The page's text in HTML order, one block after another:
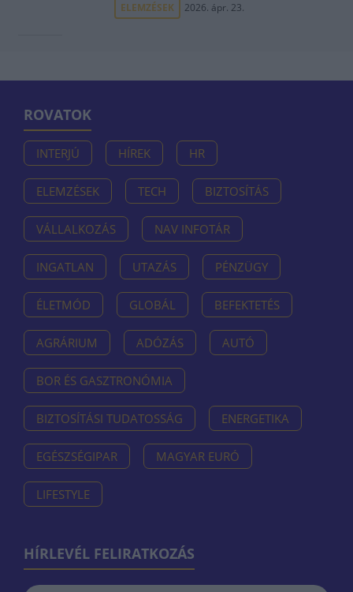
ELEMZÉSEK 2026. ápr. 23.
ROVATOK
INTERJÚ HÍREK HR
ELEMZÉSEK TECH BIZTOSÍTÁS
VÁLLALKOZÁS NAV INFOTÁR
INGATLAN UTAZÁS PÉNZÜGY
ÉLETMÓD GLOBÁL BEFEKTETÉS
AGRÁRIUM ADÓZÁS AUTÓ
BOR ÉS GASZTRONÓMIA
BIZTOSÍTÁSI TUDATOSSÁG ENERGETIKA
EGÉSZSÉGIPAR MAGYAR EURÓ
LIFESTYLE
HÍRLEVÉL FELIRATKOZÁS